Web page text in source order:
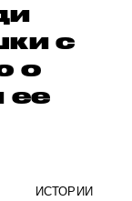
с
о
ее
ИСТОРИИ